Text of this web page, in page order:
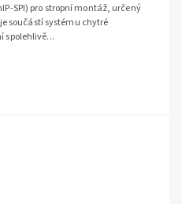
SPI) pro stropní montáž, určený
součástí systému chytré
spolehlivě...